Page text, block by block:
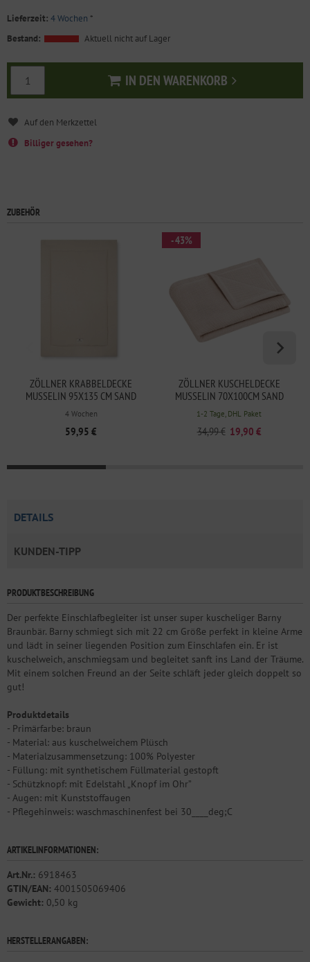
Lieferzeit: 4 Wochen *
Bestand:
Aktuell nicht auf Lager
IN DEN WARENKORB
In den Warenkorb
Billiger gesehen?
ZUBEHÖR
ZÖLLNER KRABBELDECKE
MUSSELIN 95X135 CM SAND
4 Wochen
59,95 €
ZÖLLNER KUSCHELDECKE
MUSSELIN 70X100CM SAND
1-2 Tage, DHL Paket
34,99 € 19,90 €
- 43%
DETAILS
KUNDEN-TIPP
PRODUKTBESCHREIBUNG
Der perfekte Einschlafbegleiter ist unser super kuscheliger Barny
Braunbär. Barny schmiegt sich mit 22 cm Größe perfekt in kleine Arme
und lädt in seiner liegenden Position zum Einschlafen ein. Er ist
kuschelweich, anschmiegsam und begleitet sanft ins Land der Träume.
Mit einem solchen Freund an der Seite schläft jeder gleich doppelt so
gut!
Produktdetails
- Primärfarbe: braun
- Material: aus kuschelweichem Plüsch
- Materialzusammensetzung: 100% Polyester
- Füllung: mit synthetischem Füllmaterial gestopft
- Schützknopf: mit Edelstahl „Knopf im Ohr”
- Augen: mit Kunststoffaugen
- Pflegehinweis: waschmaschinenfest bei 30____deg;C
ARTIKELINFORMATIONEN:
Art.Nr.: 6918463
GTIN/EAN: 4001505069406
Gewicht: 0,50 kg
HERSTELLERANGABEN: